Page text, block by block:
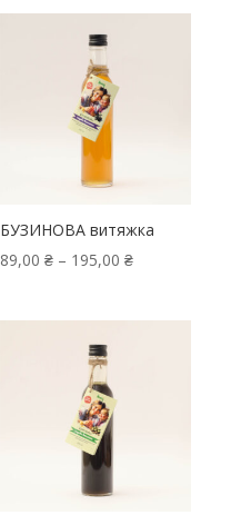
БУЗИНОВА витяжка
89,00₴ – 195,00₴Price
89,00 ₴